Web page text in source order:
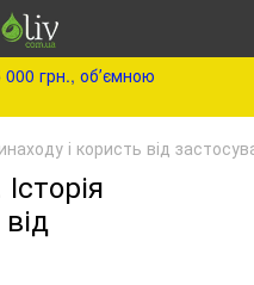
грн., обʼємною
і користь від